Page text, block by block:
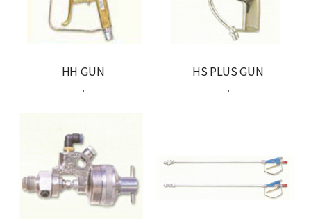
HH GUN
.
HS PLUS GUN
.